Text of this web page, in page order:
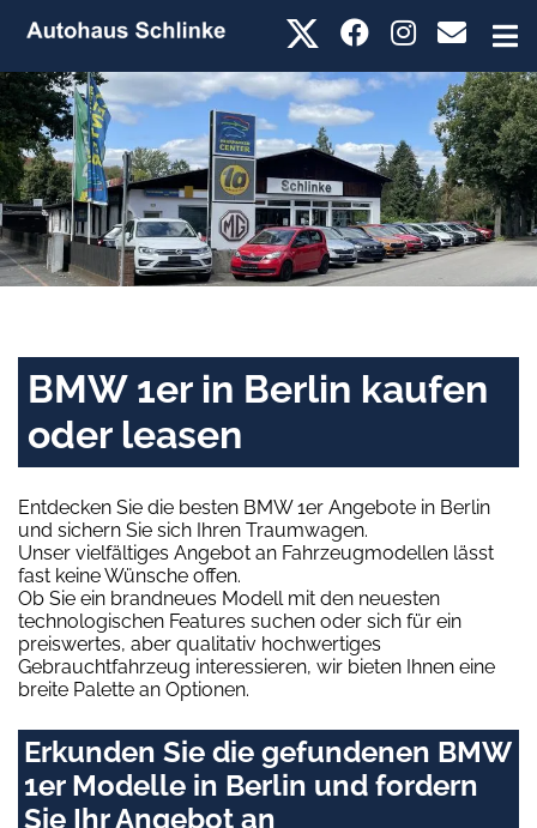
BMW 1er in Berlin kaufen
oder leasen
Entdecken Sie die besten BMW 1er Angebote in Berlin
und sichern Sie sich Ihren Traumwagen.
Unser vielfältiges Angebot an Fahrzeugmodellen lässt
fast keine Wünsche offen.
Ob Sie ein brandneues Modell mit den neuesten
technologischen Features suchen oder sich für ein
preiswertes, aber qualitativ hochwertiges
Gebrauchtfahrzeug interessieren, wir bieten Ihnen eine
breite Palette an Optionen.
Erkunden Sie die gefundenen BMW
1er Modelle in Berlin und fordern
Sie Ihr Angebot an